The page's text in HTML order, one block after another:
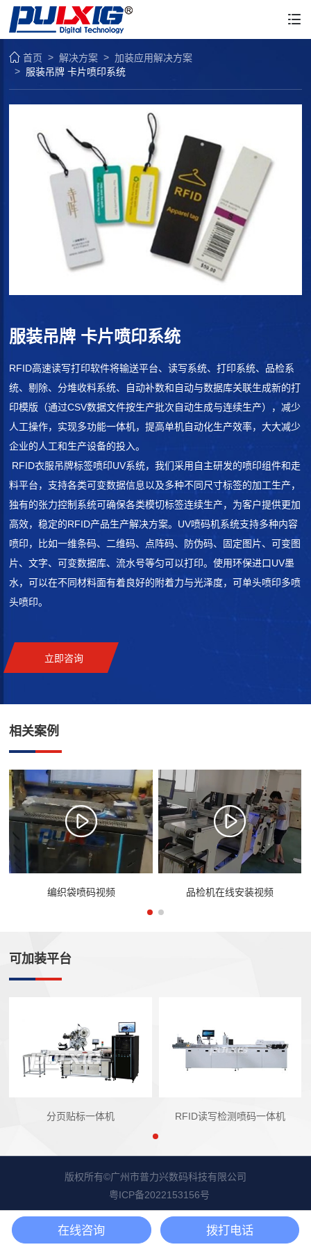
首页 解决方案
加装应用解决方案
服装吊牌 卡片喷印系统
服装吊牌 卡片喷印系统
RFID高速读写打印软件将输送平台、读写系统、打印系统、品检系
统、剔除、分堆收料系统、自动补数和自动与数据库关联生成新的打
印模版（通过CSV数据文件按生产批次自动生成与连续生产），减少
人工操作，实现多功能一体机，提高单机自动化生产效率，大大减少
企业的人工和生产设备的投入。
RFID衣服吊牌标签喷印UV系统，我们采用自主研发的喷印组件和走
料平台，支持各类可变数据信息以及多种不同尺寸标签的加工生产，
独有的张力控制系统可确保各类模切标签连续生产，为客户提供更加
高效，稳定的RFID产品生产解决方案。UV喷码机系统支持多种内容
喷印，比如一维条码、二维码、点阵码、防伪码、固定图片、可变图
片、文字、可变数据库、流水号等匀可以打印。使用环保进口UV墨
水，可以在不同材料面有着良好的附着力与光泽度，可单头喷印多喷
头喷印。
立即咨询
相关案例
编织袋喷码视频 品检机在线安装视频
可加装平台
分页贴标一体机 RFID读写检测喷码一体机
版权所有©广州市普力兴数码科技有限公司
粤ICP备2022153156号
在线咨询 拨打电话